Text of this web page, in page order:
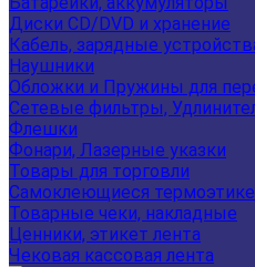
Диски CD/DVD и хранение
Кабель, зарядные
Наушники
Обложки и Пружины для
Сетевые фильтры,
Флешки
Фонари, Лазерные указки
Товары для торговли
Самоклеющиеся
Товарные чеки, накладные
Ценники, этикет лента
Чековая кассовая лента